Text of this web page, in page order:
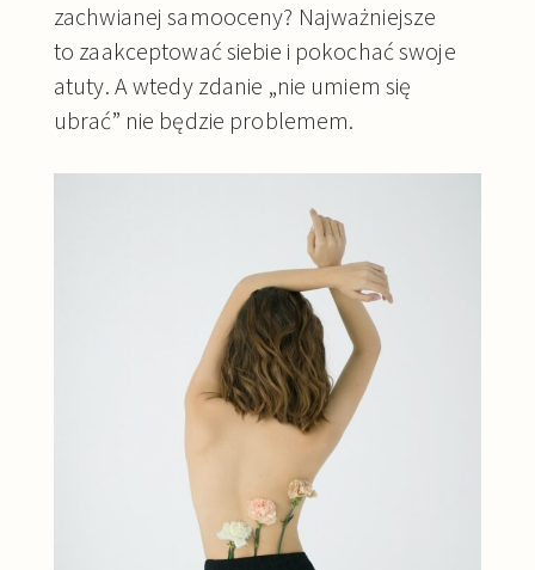
zachwianej samooceny? Najważniejsze
to zaakceptować siebie i pokochać swoje
atuty. A wtedy zdanie „nie umiem się
ubrać” nie będzie problemem.